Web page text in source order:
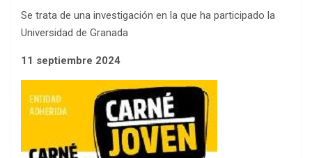
Se trata de una investigación en la que ha participado la
Universidad de Granada
11 septiembre 2024